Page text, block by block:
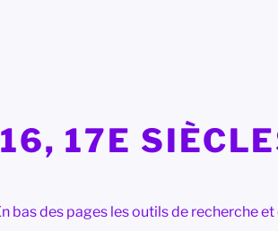
17E
bas des pages les outils de recherche